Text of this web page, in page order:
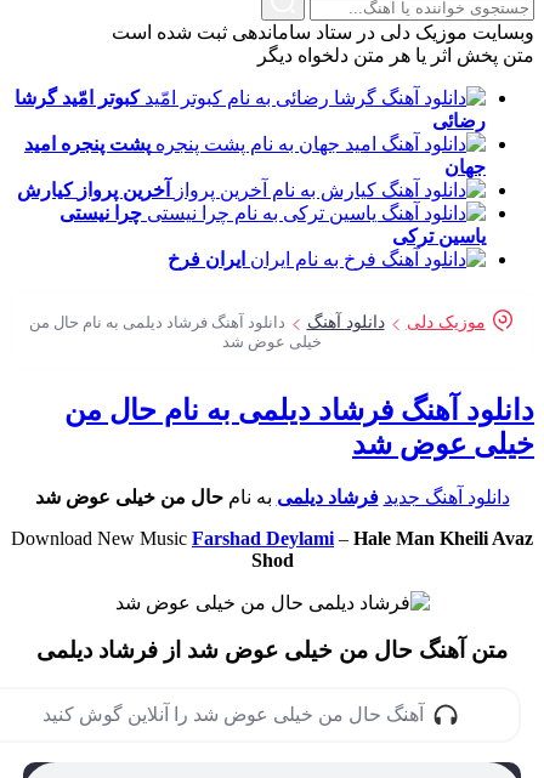
موزیک دلی در ستاد ساماندهی ثبت شده است
پخش اثر یا هر متن دلخواه دیگر
کبوتر امّید
گرشا
رضائی
پشت پنجره امید
جهان
آخرین پرواز کیارش
چرا نیستی
یاسین ترکی
ایران فرخ
موزیک دلی دانلود آهنگ
دانلود آهنگ فرشاد دیلمی به نام حال من
خیلی عوض شد
آهنگ فرشاد دیلمی به نام حال من
عوض شد
دانلود آهنگ جدید فرشاد دیلمیبه نامحال من خیلی عوض شد
Download New MusicFarshad Deylami–Hale Man Kheili
Shod
متن آهنگ حال من خیلی عوض شد از فرشاد دیلمی
آهنگ حال من خیلی عوض شد را آنلاین گوش کنید